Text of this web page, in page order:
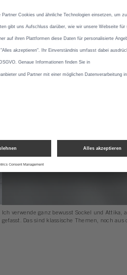
Ich verwende ganz bewusst Sockel und
gefasst. Das sind klassische Themen, noch